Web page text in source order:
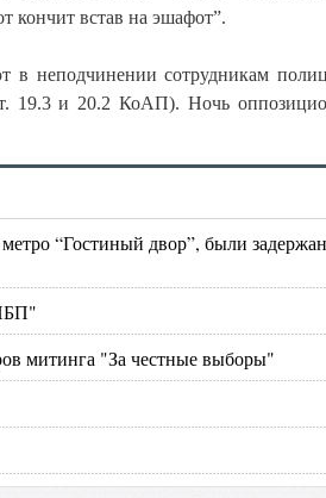
кончит встав на эшафот”.
в неподчинении сотрудникам
19.3 и 20.2 КоАП). Ночь
“Гостиный двор”, были
митинга "За честные выборы"